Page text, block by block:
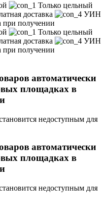
Только цельный
доставка
УИН
при получении
Только цельный
доставка
УИН
при получении
автоматически
площадках в
недоступным для
автоматически
площадках в
недоступным для